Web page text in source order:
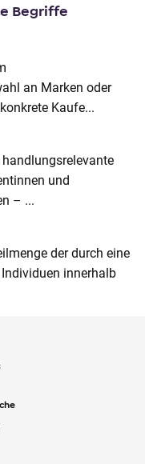
Begriffe
an Marken oder
Kaufe...
und
– ...
der durch eine
innerhalb